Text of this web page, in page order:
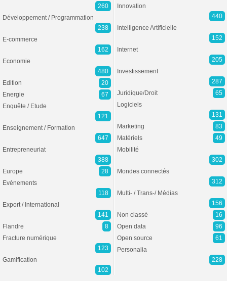
260
Développement / Programmation
238
E-commerce
162
Economie
480
Edition
20
Energie
67
Enquête / Etude
121
Enseignement / Formation
647
Entrepreneuriat
388
Europe
28
Evénements
118
Export / International
141
Flandre
8
Fracture numérique
123
Gamification
102
Innovation
440
Intelligence Artificielle
152
Internet
205
Investissement
287
Juridique/Droit
65
Logiciels
131
Marketing
83
Matériels
49
Mobilité
302
Mondes connectés
312
Multi- / Trans-/ Médias
156
Non classé
16
Open data
96
Open source
61
Personalia
228